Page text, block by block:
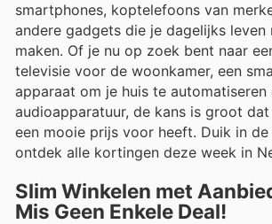
smartphones, koptelefoons van
andere gadgets die je dagelijks leven
maken. Of je nu op zoek bent naar
televisie voor de woonkamer, een
apparaat om je huis te
audioapparatuur, de kans is groot
een mooie prijs voor heeft. Duik in
ontdek alle kortingen deze week in
Slim Winkelen met
Mis Geen Enkele Deal!